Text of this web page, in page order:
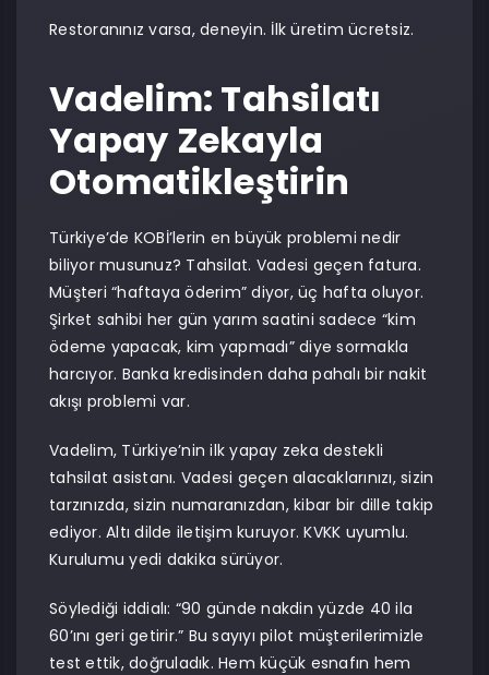
Restoranınız varsa, deneyin. İlk üretim ücretsiz.
Vadelim: Tahsilatı
Yapay Zekayla
Otomatikleştirin
Türkiye’de KOBİ’lerin en büyük problemi nedir
biliyor musunuz? Tahsilat. Vadesi geçen fatura.
Müşteri “haftaya öderim” diyor, üç hafta oluyor.
Şirket sahibi her gün yarım saatini sadece “kim
ödeme yapacak, kim yapmadı” diye sormakla
harcıyor. Banka kredisinden daha pahalı bir nakit
akışı problemi var.
Vadelim, Türkiye’nin ilk yapay zeka destekli
tahsilat asistanı. Vadesi geçen alacaklarınızı, sizin
tarzınızda, sizin numaranızdan, kibar bir dille takip
ediyor. Altı dilde iletişim kuruyor. KVKK uyumlu.
Kurulumu yedi dakika sürüyor.
Söylediği iddialı: “90 günde nakdin yüzde 40 ila
60’ını geri getirir.” Bu sayıyı pilot müşterilerimizle
test ettik, doğruladık. Hem küçük esnafın hem